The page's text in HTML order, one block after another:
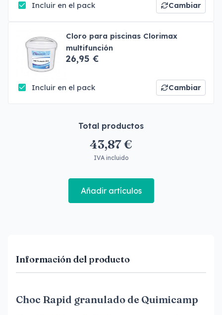
Incluir en el pack Cambiar
Cloro para piscinas Clorimax
multifunción
26,95 €
Incluir en el pack Cambiar
Total productos
43,87 €
IVA incluido
Añadir artículos
Información del producto
Choc Rapid granulado de Quimicamp